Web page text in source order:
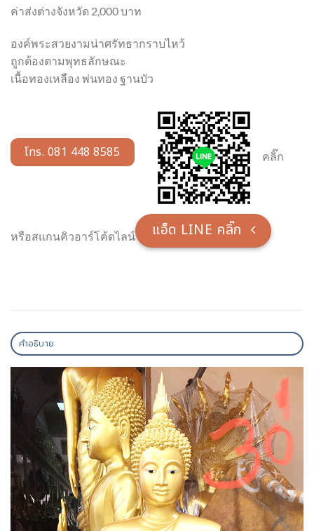
ค่าส่งต่างจังหวัด 2,000 บาท
องค์พระสวยงามน่าศรัทธากราบไหว้
ถูกต้องตามพุทธลักษณะ
เนื้อทองเหลือง พ่นทอง ฐานบัว
โทร. 081 448 8585 คลิ๊ก
หรือสแกนคิวอาร์โค้ดไลน์ แอ็ด LINE คลิ๊ก
คำอธิบาย